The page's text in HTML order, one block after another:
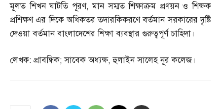
মূলত শিখন ঘাটতি পূরণ,মান সম্মত শিক্ষাক্রম প্রণয়ন ও শিক্ষক
প্রশিক্ষণ এর দিকে অধিকতর তদারকিকরণে বর্তমান সরকারের দৃষ্টি
দেওয়া বর্তমান বাংলাদেশের শিক্ষা ব্যবস্থার গুরুত্বপূর্ণ চাহিদা।
লেখক: প্রাবন্ধিক;সাবেক অধ্যক্ষ,হুলাইন সালেহ নূর কলেজ।